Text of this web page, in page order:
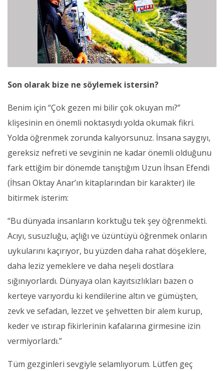
Son olarak bize ne söylemek istersin?
Benim için “Çok gezen mi bilir çok okuyan mı?”
klişesinin en önemli noktasıydı yolda okumak fikri.
Yolda öğrenmek zorunda kalıyorsunuz. İnsana saygıyı,
gereksiz nefreti ve sevginin ne kadar önemli olduğunu
fark ettiğim bir dönemde tanıştığım Uzun İhsan Efendi
(İhsan Oktay Anar’ın kitaplarından bir karakter) ile
bitirmek isterim:
“Bu dünyada insanların korktuğu tek şey öğrenmekti.
Acıyı, susuzluğu, açlığı ve üzüntüyü öğrenmek onların
uykularını kaçırıyor, bu yüzden daha rahat döşeklere,
daha leziz yemeklere ve daha neşeli dostlara
sığınıyorlardı. Dünyaya olan kayıtsızlıkları bazen o
kerteye varıyordu ki kendilerine altın ve gümüşten,
zevk ve sefadan, lezzet ve şehvetten bir alem kurup,
keder ve ıstırap fikirlerinin kafalarına girmesine izin
vermiyorlardı.”
Tüm gezginleri sevgiyle selamlıyorum. Lütfen geç